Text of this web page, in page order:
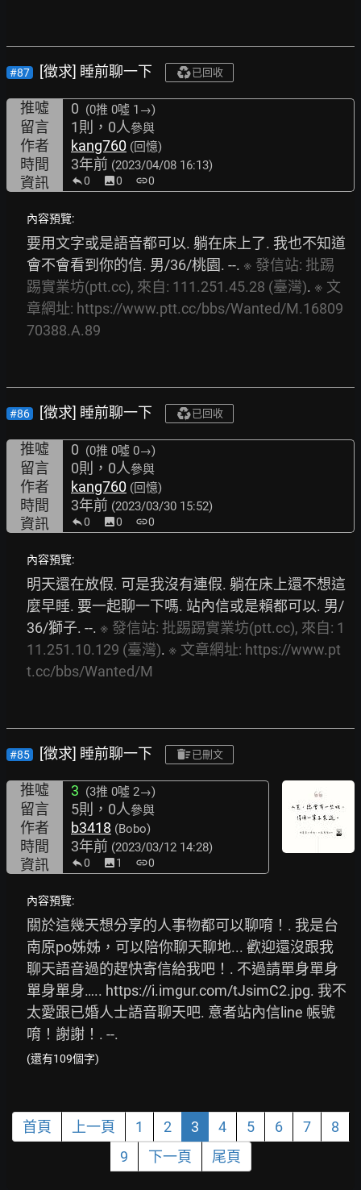
#87 [徵求] 睡前聊一下 已回收
推噓 0 (0推 0噓 1→)
留言 1則，0人參與
作者 kang760 (回憶)
時間 3年前 (2023/04/08 16:13)
資訊 0 image0 link0
內容預覽:
要用文字或是語音都可以. 躺在床上了. 我也不知道
會不會看到你的信. 男/36/桃園. --. ※ 發信站: 批踢
踢實業坊(ptt.cc), 來自: 111.251.45.28 (臺灣). ※ 文
章網址: https://www.ptt.cc/bbs/Wanted/M.16809
70388.A.89
#86 [徵求] 睡前聊一下 已回收
推噓 0 (0推 0噓 0→)
留言 0則，0人參與
作者 kang760 (回憶)
時間 3年前 (2023/03/30 15:52)
資訊 0 image0 link0
內容預覽:
明天還在放假. 可是我沒有連假. 躺在床上還不想這
麼早睡. 要一起聊一下嗎. 站內信或是賴都可以. 男/
36/獅子. --. ※ 發信站: 批踢踢實業坊(ptt.cc), 來自: 1
11.251.10.129 (臺灣). ※ 文章網址: https://www.pt
t.cc/bbs/Wanted/M
#85 [徵求] 睡前聊一下 已刪文
推噓 3 (3推 0噓 2→)
留言 5則，0人參與
作者 b3418 (Bobo)
時間 3年前 (2023/03/12 14:28)
資訊 0 image1 link0
內容預覽:
關於這幾天想分享的人事物都可以聊唷！. 我是台
南原po姊姊，可以陪你聊天聊地... 歡迎還沒跟我
聊天語音過的趕快寄信給我吧！. 不過請單身單身
單身單身….. https://i.imgur.com/tJsimC2.jpg. 我不
太愛跟已婚人士語音聊天吧. 意者站內信line 帳號
唷！謝謝！. --.
(還有109個字)
首頁 上一頁 1 2 3 4 5 6 7
8
9
下一頁 尾頁